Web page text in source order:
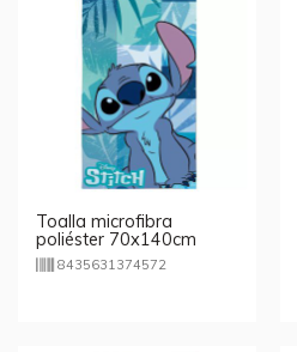
Toalla microfibra
poliéster 70x140cm
Stitch sentado
8435631374572